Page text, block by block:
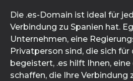
Die .es-Domain ist ideal für
Verbindung zu Spanien hat.
Unternehmen, eine
Privatperson sind, die sich
begeistert, .es hilft Ihnen,
schaffen, die Ihre Verbindung